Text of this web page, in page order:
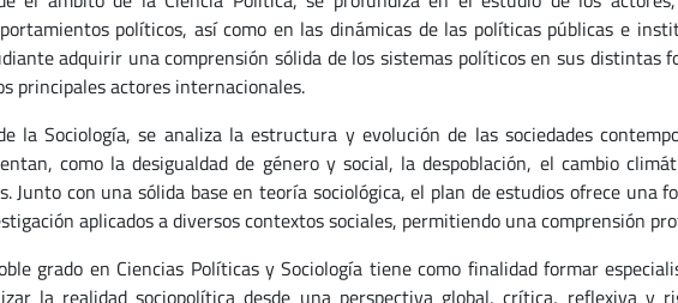
políticos, así como en las dinámicas de las políticas públicas e
adquirir una comprensión sólida de los sistemas políticos en sus distintas
principales actores internacionales.
la Sociología, se analiza la estructura y evolución de las sociedades
como la desigualdad de género y social, la despoblación, el cambio
Junto con una sólida base en teoría sociológica, el plan de estudios ofrece una
aplicados a diversos contextos sociales, permitiendo una comprensión
grado en Ciencias Políticas y Sociología tiene como finalidad formar
la realidad sociopolítica desde una perspectiva global, crítica, reflexiva y